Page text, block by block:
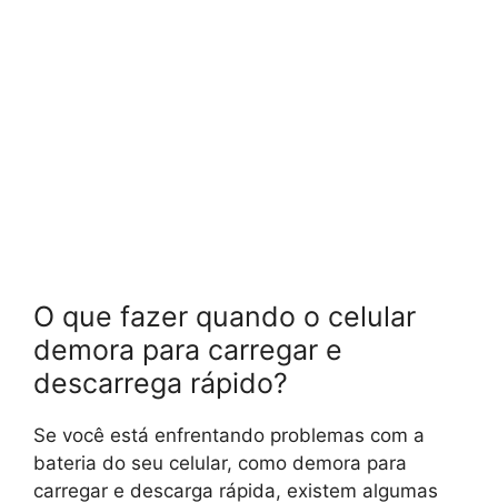
O que fazer quando o celular
demora para carregar e
descarrega rápido?
Se você está enfrentando problemas com a
bateria do seu celular, como demora para
carregar e descarga rápida, existem algumas